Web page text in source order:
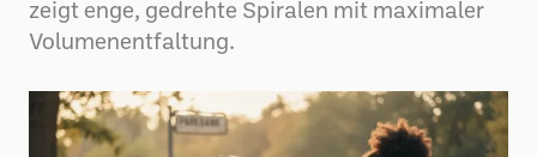
zeigt enge, gedrehte Spiralen mit maximaler
Volumenentfaltung.